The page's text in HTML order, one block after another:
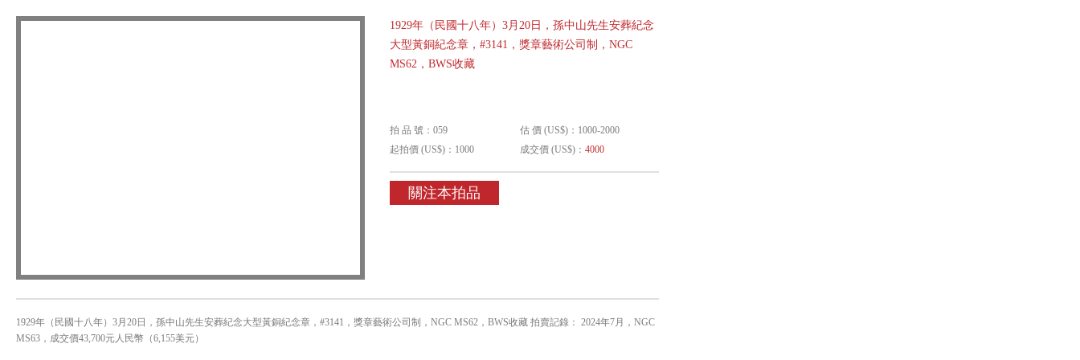
1929年（民國十八年）3月20日，孫中山先生安葬紀念
大型黃銅紀念章，#3141，獎章藝術公司制，NGC
MS62，BWS收藏
拍 品 號：059
估 價 (US$)：1000-2000
起拍價 (US$)：1000
成交價 (US$)： 4000
關注本拍品
1929年（民國十八年）3月20日，孫中山先生安葬紀念大型黃銅紀念章，#3141，獎章藝術公司制，NGC MS62，BWS收藏 拍賣記錄： 2024年7月，NGC
MS63，成交價43,700元人民幣（6,155美元）